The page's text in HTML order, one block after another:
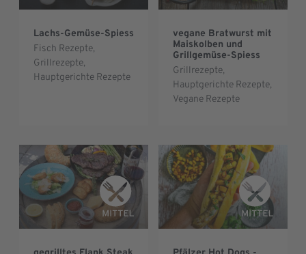
Lachs-Gemüse-Spiess
Fisch Rezepte,
Grillrezepte,
Hauptgerichte Rezepte
vegane Bratwurst mit
Maiskolben und
Grillgemüse-Spiess
Grillrezepte,
Hauptgerichte Rezepte,
Vegane Rezepte